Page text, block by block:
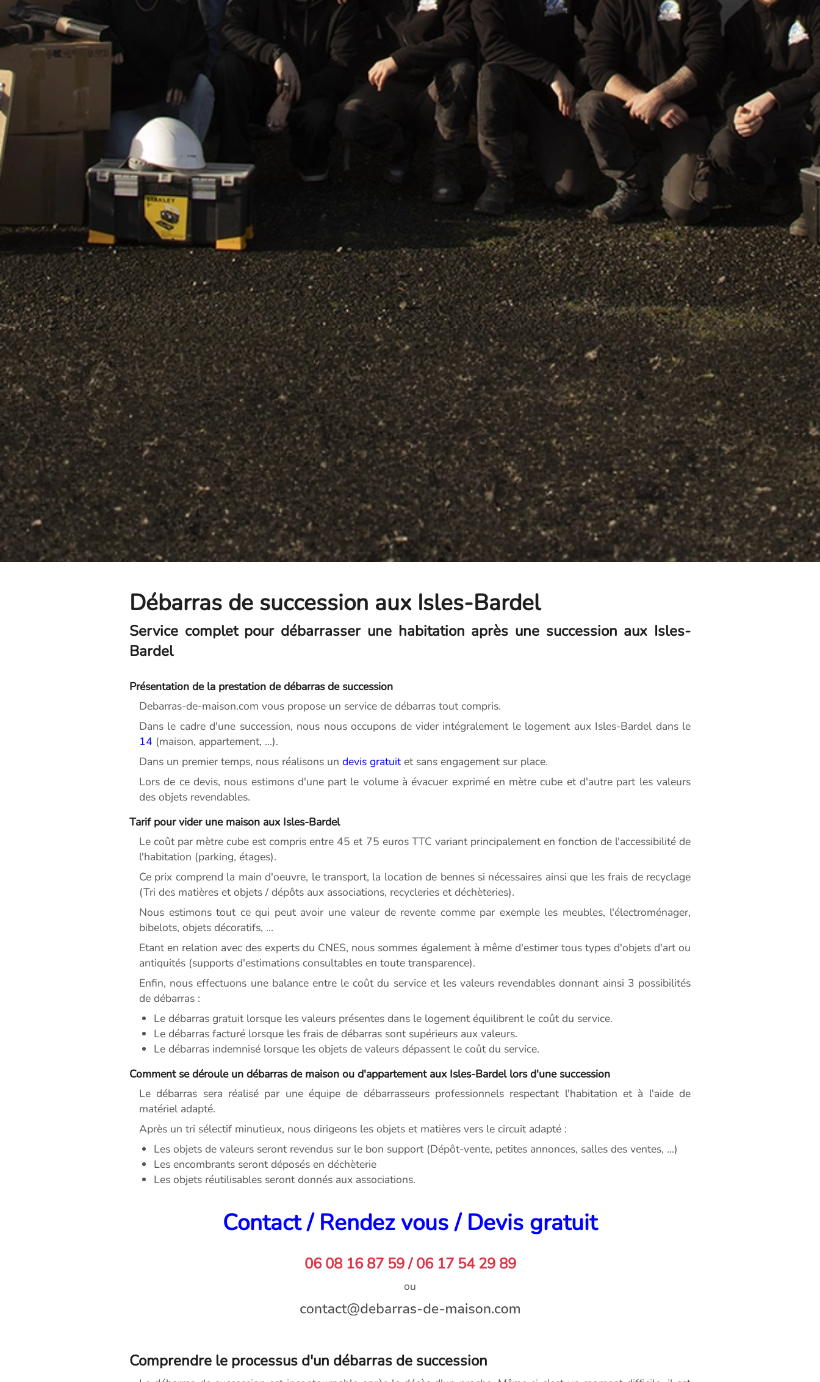
Débarras de succession aux Isles-Bardel
Service complet pour débarrasser une habitation après une succession aux Isles-
Bardel
Présentation de la prestation de débarras de succession
Debarras-de-maison.com vous propose un service de débarras tout compris.
Dans le cadre d'une succession, nous nous occupons de vider intégralement le logement aux Isles-Bardel dans le
14 (maison, appartement, ...).
Dans un premier temps, nous réalisons un devis gratuitet sans engagement sur place.
Lors de ce devis, nous estimons d'une part le volume à évacuer exprimé en mètre cube et d'autre part les valeurs
des objets revendables.
Tarif pour vider une maison aux Isles-Bardel
Le coût par mètre cube est compris entre 45 et 75 euros TTC variant principalement en fonction de l'accessibilité de
l'habitation (parking, étages).
Ce prix comprend la main d'oeuvre, le transport, la location de bennes si nécessaires ainsi que les frais de recyclage
(Tri des matières et objets / dépôts aux associations, recycleries et déchèteries).
Nous estimons tout ce qui peut avoir une valeur de revente comme par exemple les meubles, l'électroménager,
bibelots, objets décoratifs, ...
Etant en relation avec des experts du CNES, nous sommes également à même d'estimer tous types d'objets d'art ou
antiquités (supports d'estimations consultables en toute transparence).
Enfin, nous effectuons une balance entre le coût du service et les valeurs revendables donnant ainsi 3 possibilités
de débarras :
Le débarras gratuit lorsque les valeurs présentes dans le logement équilibrent le coût du service.
Le débarras facturé lorsque les frais de débarras sont supérieurs aux valeurs.
Le débarras indemnisé lorsque les objets de valeurs dépassent le coût du service.
Comment se déroule un débarras de maison ou d'appartement aux Isles-Bardel lors d'une succession
Le débarras sera réalisé par une équipe de débarrasseurs professionnels respectant l'habitation et à l'aide de
matériel adapté.
Après un tri sélectif minutieux, nous dirigeons les objets et matières vers le circuit adapté :
Les objets de valeurs seront revendus sur le bon support (Dépôt-vente, petites annonces, salles des ventes, ...)
Les encombrants seront déposés en déchèterie
Les objets réutilisables seront donnés aux associations.
Contact / Rendez vous / Devis gratuit
06 08 16 87 59 / 06 17 54 29 89
ou
Comprendre le processus d'un débarras de succession